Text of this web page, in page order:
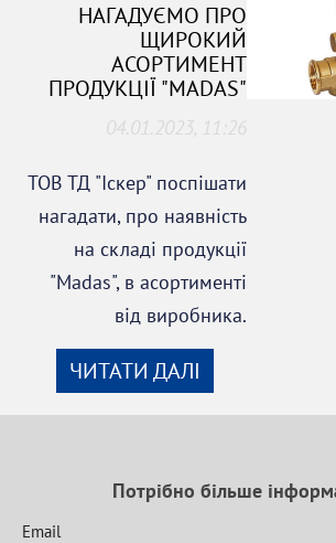
НАГАДУЄМО ПРО
ЩИРОКИЙ
АСОРТИМЕНТ
ПРОДУКЦІЇ "MADAS"
04.01.2023, 11:26
ТОВ ТД "Іскер" поспішати
нагадати, про наявність
на складі продукції
"Madas", в асортименті
від виробника.
ЧИТАТИ ДАЛІ
Потрібно більше
Email